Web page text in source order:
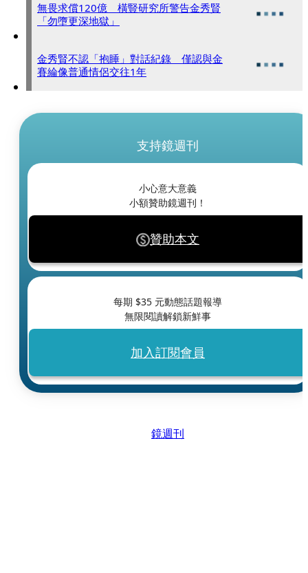
無畏求償120億 橫豎研究所警告金秀賢
「勿墮更深地獄」
金秀賢不認「抱睡」對話紀錄 僅認與金
賽綸像普通情侶交往1年
支持鏡週刊
小心意大意義
小額贊助鏡週刊！
贊助本文
每期 $35 元動態話題報導
無限閱讀解鎖新鮮事
加入訂閱會員
鏡週刊